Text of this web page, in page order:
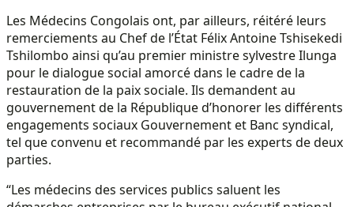
Les Médecins Congolais ont, par ailleurs, réitéré leurs
remerciements au Chef de l’État Félix Antoine Tshisekedi
Tshilombo ainsi qu’au premier ministre sylvestre Ilunga
pour le dialogue social amorcé dans le cadre de la
restauration de la paix sociale. Ils demandent au
gouvernement de la République d’honorer les différents
engagements sociaux Gouvernement et Banc syndical,
tel que convenu et recommandé par les experts de deux
parties.
“Les médecins des services publics saluent les